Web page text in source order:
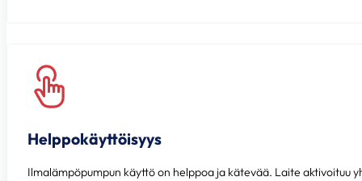
Helppokäyttöisyys
Ilmalämpöpumpun käyttö on helppoa ja kätevää. Laite aktivoituu